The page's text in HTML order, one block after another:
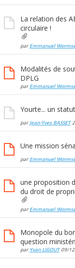
La relation des
circulaire !
par Emmanuel
Modalités de
DPLG
par Emmanuel
Yourte... un
par Jean-Yves BASSET
Une mission
par Emmanuel
une proposition
du droit de
par Emmanuel
Monopole du
question
par Yvan LIGOUT09/